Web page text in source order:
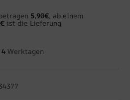
5,90€, ab einem
ist die Lieferung
Werktagen